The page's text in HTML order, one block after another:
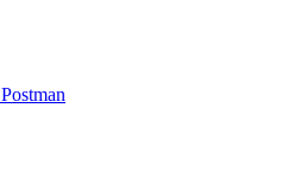
Postman